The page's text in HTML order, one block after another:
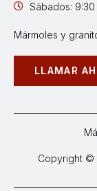
Sábados: 9:30
Mármoles y
LLAMAR
Copyright ©